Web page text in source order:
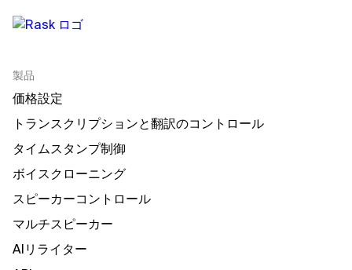
製品
価格設定
トランスクリプションと翻訳のコントロール
タイムスタンプ制御
ボイスクローニング
スピーカーコントロール
マルチスピーカー
AIリライター